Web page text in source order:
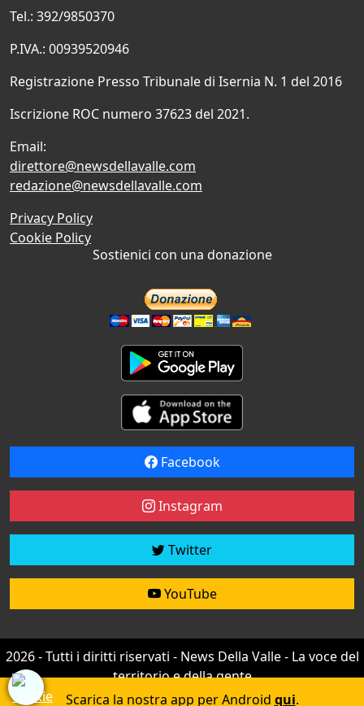
Tel.: 392/9850370
P.IVA.: 00939520946
Registrazione Presso Tribunale di Isernia N. 1 del 2016
Iscrizione ROC numero 37623 del 2021.
Email:
direttore@newsdellavalle.com
redazione@newsdellavalle.com
Privacy Policy
Cookie Policy
Sostienici con una donazione
Facebook
Instagram
Twitter
YouTube
2026 - Tutti i diritti riservati - News Della Valle - La voce del
territorio e della gente
Credit by efree
Scarica la nostra app per Android qui.